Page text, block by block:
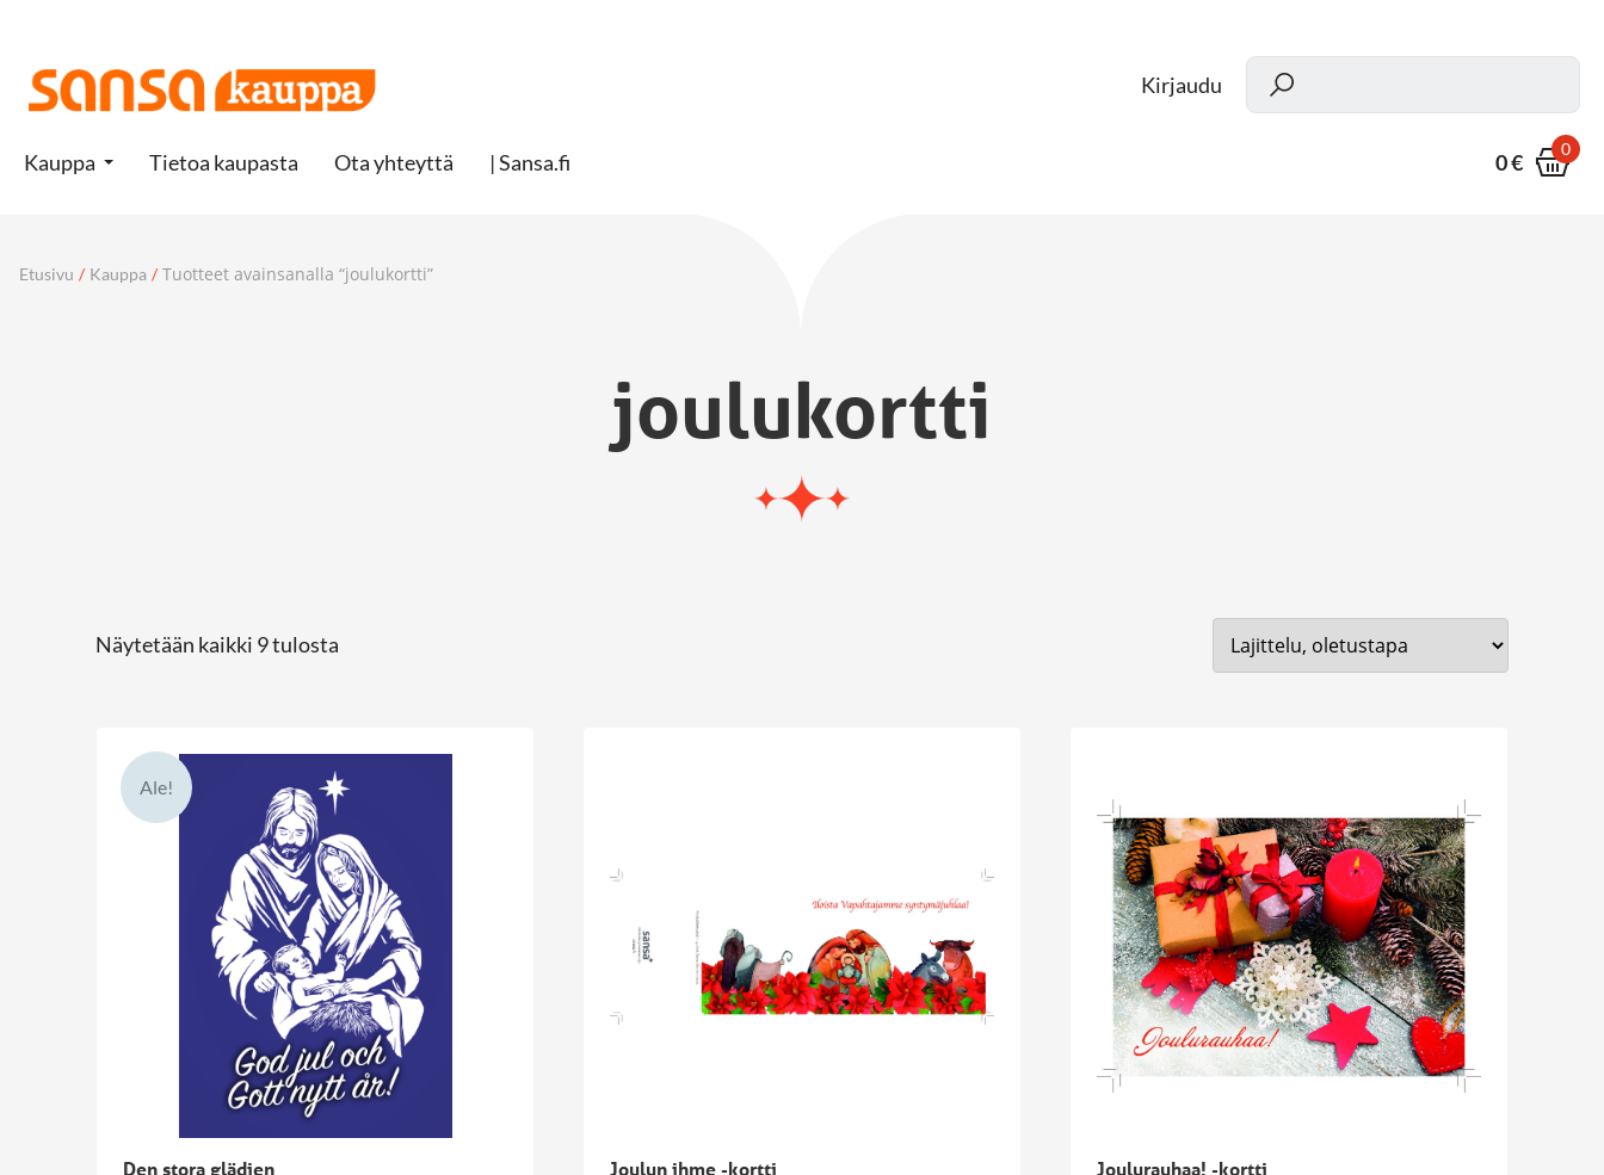
Kirjaudu
Kauppa Tietoa kaupasta Ota yhteyttä | Sansa.fi 0 €
0
Etusivu / Kauppa / Tuotteet avainsanalla “joulukortti”
joulukortti
Näytetään kaikki 9 tulosta
Ale!
Den stora glädjen Joulun ihme -kortti Joulurauhaa! -kortti